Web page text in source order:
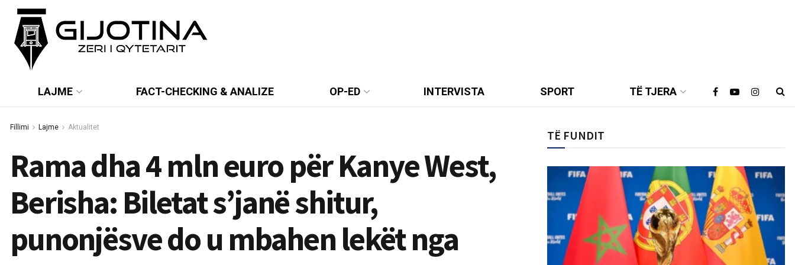
LAJME FACT-CHECKING & ANALIZE OP-ED INTERVISTA SPORT TË TJERA
Fillimi Lajme Aktualitet
Rama dha 4 mln euro për Kanye West,
Berisha: Biletat s’janë shitur,
punonjësve do u mbahen lekët nga
TË FUNDIT